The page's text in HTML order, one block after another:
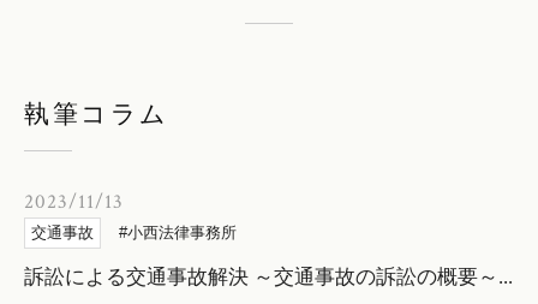
執筆コラム
2023/11/13
交通事故 小西法律事務所
訴訟による交通事故解決 ～交通事故の訴訟の概要～...